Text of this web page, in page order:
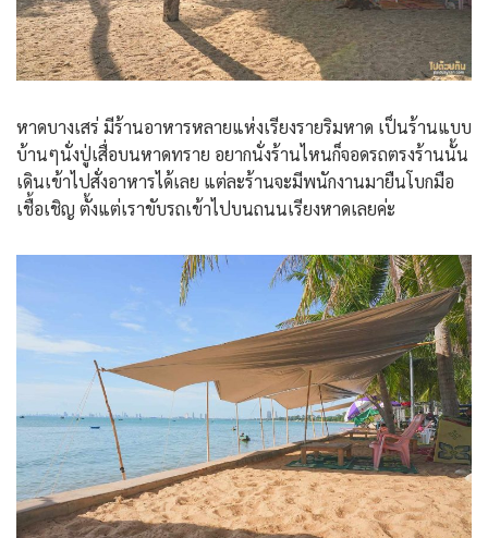
หาดบางเสร่ มีร้านอาหารหลายแห่งเรียงรายริมหาด เป็นร้านแบบ
บ้านๆนั่งปู่เสื่อบนหาดทราย อยากนั่งร้านไหนก็จอดรถตรงร้านนั้น
เดินเข้าไปสั่งอาหารได้เลย แต่ละร้านจะมีพนักงานมายืนโบกมือ
เชื้อเชิญ ตั้งแต่เราขับรถเข้าไปบนถนนเรียงหาดเลยค่ะ